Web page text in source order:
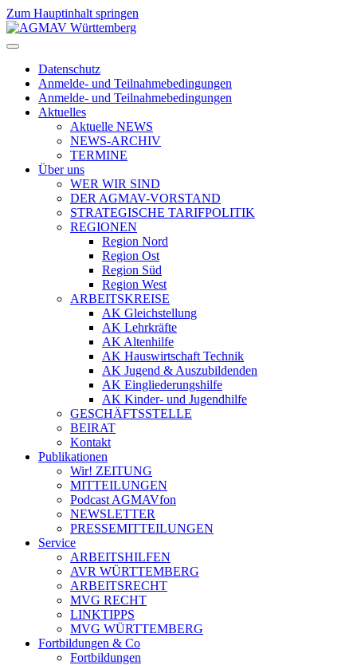
Zum Hauptinhalt springen
Datenschutz
Anmelde- und Teilnahmebedingungen
Anmelde- und Teilnahmebedingungen
Aktuelles
Aktuelle NEWS
NEWS-ARCHIV
TERMINE
Über uns
WER WIR SIND
DER AGMAV-VORSTAND
STRATEGISCHE TARIFPOLITIK
REGIONEN
Region Nord
Region Ost
Region Süd
Region West
ARBEITSKREISE
AK Gleichstellung
AK Lehrkräfte
AK Altenhilfe
AK Hauswirtschaft Technik
AK Jugend & Auszubildenden
AK Eingliederungshilfe
AK Kinder- und Jugendhilfe
GESCHÄFTSSTELLE
BEIRAT
Kontakt
Publikationen
Wir! ZEITUNG
MITTEILUNGEN
Podcast AGMAVfon
NEWSLETTER
PRESSEMITTEILUNGEN
Service
ARBEITSHILFEN
AVR WÜRTTEMBERG
ARBEITSRECHT
MVG RECHT
LINKTIPPS
MVG WÜRTTEMBERG
Fortbildungen & Co
Fortbildungen